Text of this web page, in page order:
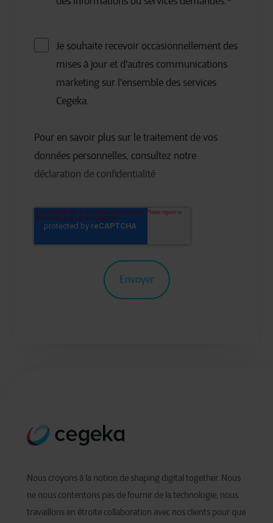
Je souhaite recevoir occasionnellement des
mises à jour et d'autres communications
marketing sur l'ensemble des services
Cegeka.
Pour en savoir plus sur le traitement de vos
données personnelles, consultez notre
déclaration de confidentialité
Nous croyons à la notion de shaping digital together. Nous
ne nous contentons pas de fournir de la technologie, nous
travaillons en étroite collaboration avec nos clients pour que